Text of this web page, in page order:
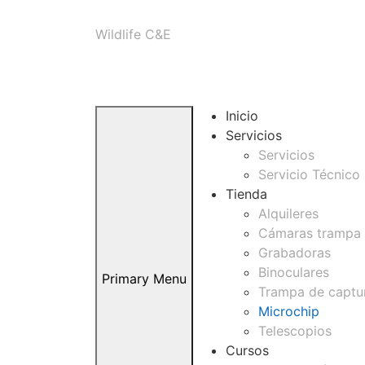
Wildlife C&E
Primary Menu
Inicio
Servicios
Servicios
Servicio Técnico
Tienda
Alquileres
Cámaras trampa
Grabadoras
Binoculares
Trampa de
Microchip
Telescopios
Cursos